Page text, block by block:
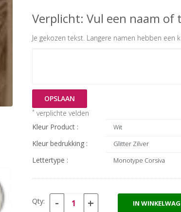
Verplicht: Vul een naam of
Je gekozen tekst. Langere namen hebben een
OPSLAAN
*verplichte velden
Kleur Product :
Kleur bedrukking :
Lettertype :
Qty: - + IN